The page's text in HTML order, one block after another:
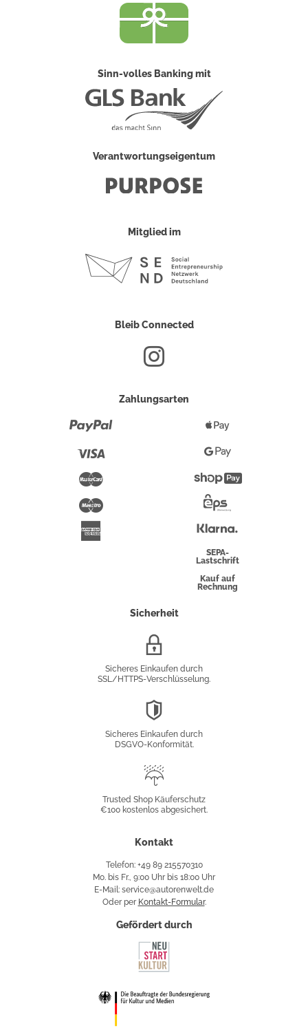
Sinn-volles Banking mit
Verantwortungseigentum
Mitglied im
Bleib Connected
Zahlungsarten
Maestro
Pay
Google
Pay
Überweisung
SEPA-
Lastschrift
Kauf auf
Rechnung
Sicherheit
Sicheres Einkaufen durch
SSL/HTTPS-Verschlüsselung.
Sicheres Einkaufen durch
DSGVO-Konformität.
Käuferschutz
Trusted Shop Käuferschutz
€100 kostenlos abgesichert.
Kontakt
Telefon: +49 89 215570310
Mo. bis Fr., 9:00 Uhr bis 18:00 Uhr
E-Mail: service@autorenwelt.de
Oder per Kontakt-Formular.
Gefördert durch